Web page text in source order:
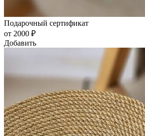
Подарочный сертификат
от 2000 ₽
Добавить